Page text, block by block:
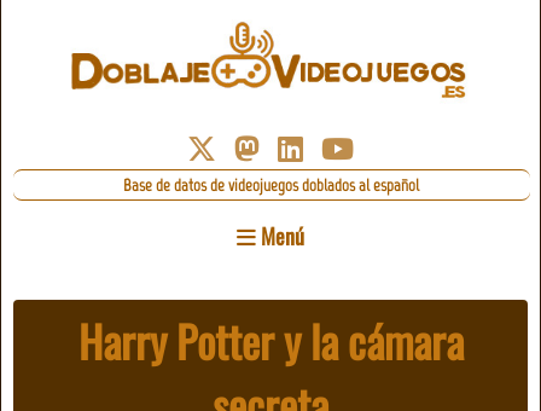
Base de datos de videojuegos doblados al español
Menú
Harry Potter y la cámara